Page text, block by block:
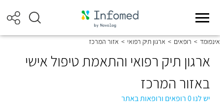
אינפומד > רופאים > ארגון תיק רפואי > אזור המרכז
ארגון תיק רפואי והתאמת טיפול אישי
באזור המרכז
יש לנו 0 רופאים ורופאות באתר